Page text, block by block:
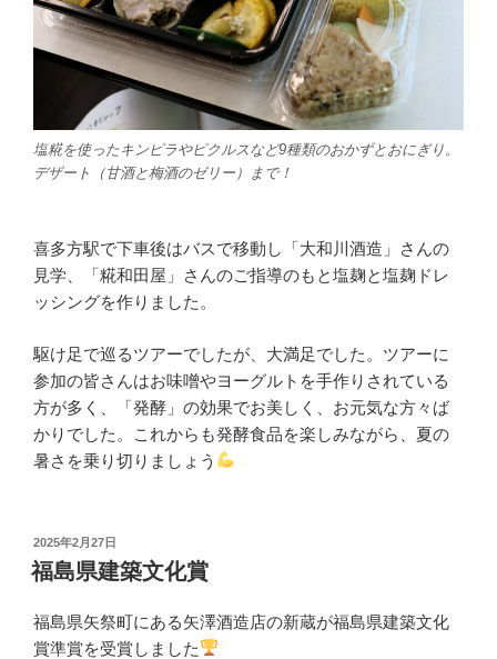
塩糀を使ったキンピラやピクルスなど9種類のおかずとおにぎり。
デザート（甘酒と梅酒のゼリー）まで！
喜多方駅で下車後はバスで移動し「大和川酒造」さんの
見学、「糀和田屋」さんのご指導のもと塩麹と塩麹ドレ
ッシングを作りました。
駆け足で巡るツアーでしたが、大満足でした。ツアーに
参加の皆さんはお味噌やヨーグルトを手作りされている
方が多く、「発酵」の効果でお美しく、お元気な方々ば
かりでした。これからも発酵食品を楽しみながら、夏の
暑さを乗り切りましょう
投
稿
日:
2025年2月27日
福島県建築文化賞
福島県矢祭町にある矢澤酒造店の新蔵が福島県建築文化
賞準賞を受賞しました